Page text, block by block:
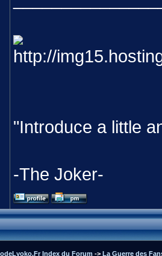
"Introduce a little
-The Joker-
Index du Forum -> La Guerre des